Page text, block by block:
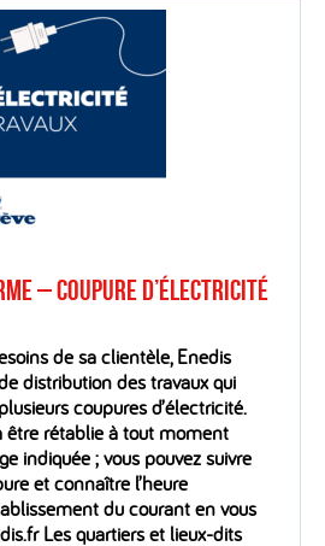
– Coupure d’électricité
de sa clientèle, Enedis
distribution des travaux qui
coupures d’électricité.
être rétablie à tout moment
indiquée ; vous pouvez suivre
et connaître l’heure
du courant en vous
Les quartiers et lieux-dits